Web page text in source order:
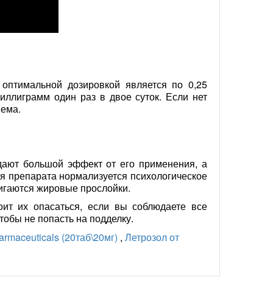
дозировкой является по 0,25
один раз в двое суток. Если нет
большой эффект от его применения, а
нормализуется психологическое
жировые прослойки.
их опасаться, если вы соблюдаете все
не попасть на подделку.
(20таб\20мг) , Летрозол от